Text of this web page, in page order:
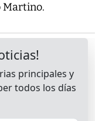
Martino.